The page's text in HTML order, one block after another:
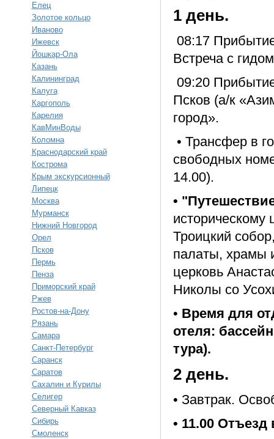
Елец
Золотое кольцо
Иваново
Ижевск
Йошкар-Ола
Казань
Калининград
Калуга
Каргополь
Карелия
КавМинВоды
Коломна
Краснодарский край
Кострома
Крым экскурсионный
Липецк
Москва
Мурманск
Нижний Новгород
Орел
Псков
Пермь
Пенза
Приморский край
Ржев
Ростов-на-Дону
Рязань
Самара
Санкт-Петербург
Саранск
Саратов
Сахалин и Курилы
Селигер
Северный Кавказ
Сибирь
Смоленск
1 день.
08:17
Встреча с
09:20
Псков (а/к
город».
• Трансфер в
свободных
14.00).
•
историческому
Троицкий
палаты, храмы
церковь
Николы со
• Время для
отеля:
тура).
2 день.
• Завтрак.
• 11.00 Отъезд